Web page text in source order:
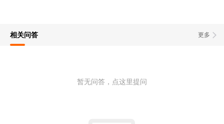
更多
相关问答
暂无问答，点这里提问